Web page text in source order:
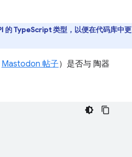
的 TypeScript 类型，以便在代码库中更
Mastodon 帖子）是否与 陶器